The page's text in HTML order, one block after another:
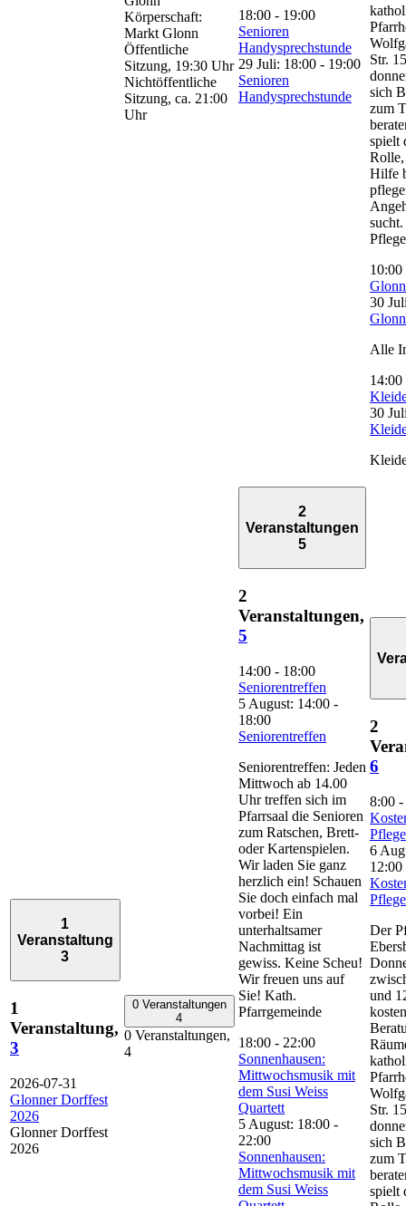
Körperschaft:
Markt Glonn
Öffentliche
Sitzung, 19:30 Uhr
Nichtöffentliche
Sitzung, ca. 21:00
Uhr
18:00 - 19:00
Senioren
Handysprechstunde
29 Juli: 18:00 - 19:00
Senioren
Handysprechstunde
Str.
sich
zum
spielt
Rolle,
Hilfe
10:00
30
Alle
14:00
30
1
Veranstaltung
3
1
Veranstaltung,
3
2026-07-31
Glonner Dorffest
2026
Glonner Dorffest
2026
0 Veranstaltungen
4
0 Veranstaltungen,
4
2
Veranstaltungen
5
2
Veranstaltungen,
5
14:00 - 18:00
Seniorentreffen
5 August: 14:00 -
18:00
Seniorentreffen
Seniorentreffen: Jeden
Mittwoch ab 14.00
Uhr treffen sich im
Pfarrsaal die Senioren
zum Ratschen, Brett-
oder Kartenspielen.
Wir laden Sie ganz
herzlich ein! Schauen
Sie doch einfach mal
vorbei! Ein
unterhaltsamer
Nachmittag ist
gewiss. Keine Scheu!
Wir freuen uns auf
Sie! Kath.
Pfarrgemeinde
18:00 - 22:00
Sonnenhausen:
Mittwochsmusik mit
dem Susi Weiss
Quartett
5 August: 18:00 -
22:00
Sonnenhausen:
Mittwochsmusik mit
dem Susi Weiss
2
6
8:00 -
6
12:00
Der
und
Str.
sich
zum
spielt